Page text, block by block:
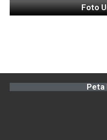
Foto
Peta